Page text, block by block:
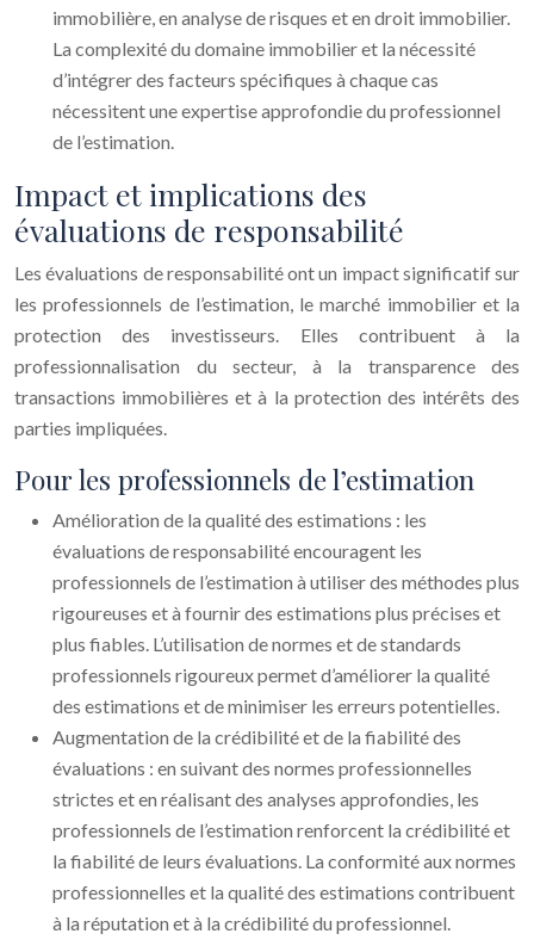
immobilière, en analyse de risques et en droit immobilier.
La complexité du domaine immobilier et la nécessité
d’intégrer des facteurs spécifiques à chaque cas
nécessitent une expertise approfondie du professionnel
de l’estimation.
Impact et implications des
évaluations de responsabilité
Les évaluations de responsabilité ont un impact significatif sur
les professionnels de l’estimation, le marché immobilier et la
protection des investisseurs. Elles contribuent à la
professionnalisation du secteur, à la transparence des
transactions immobilières et à la protection des intérêts des
parties impliquées.
Pour les professionnels de l’estimation
Amélioration de la qualité des estimations : les
évaluations de responsabilité encouragent les
professionnels de l’estimation à utiliser des méthodes plus
rigoureuses et à fournir des estimations plus précises et
plus fiables. L’utilisation de normes et de standards
professionnels rigoureux permet d’améliorer la qualité
des estimations et de minimiser les erreurs potentielles.
Augmentation de la crédibilité et de la fiabilité des
évaluations : en suivant des normes professionnelles
strictes et en réalisant des analyses approfondies, les
professionnels de l’estimation renforcent la crédibilité et
la fiabilité de leurs évaluations. La conformité aux normes
professionnelles et la qualité des estimations contribuent
à la réputation et à la crédibilité du professionnel.